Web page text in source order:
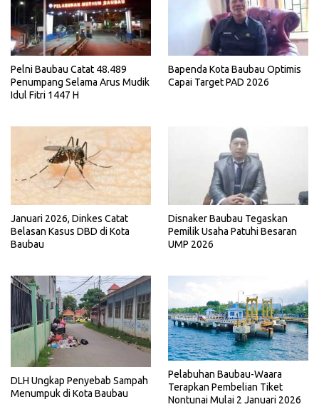
Pelni Baubau Catat 48.489
Penumpang Selama Arus Mudik
Idul Fitri 1447 H
Bapenda Kota Baubau Optimis
Capai Target PAD 2026
Januari 2026, Dinkes Catat
Belasan Kasus DBD di Kota
Baubau
Disnaker Baubau Tegaskan
Pemilik Usaha Patuhi Besaran
UMP 2026
DLH Ungkap Penyebab Sampah
Menumpuk di Kota Baubau
Pelabuhan Baubau-Waara
Terapkan Pembelian Tiket
Nontunai Mulai 2 Januari 2026